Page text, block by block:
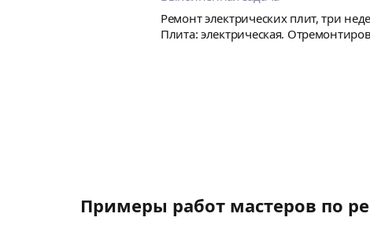
больше без учета стоимости
поломки буду знать куда
Ремонт электрических плит, три
Плита: электрическая.
Примеры работ мастеров по